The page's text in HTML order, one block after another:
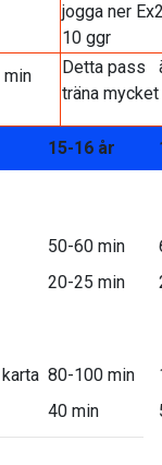
jogga ner
10 ggr
Detta pass
träna mycket
15-16 år
50-60 min
20-25 min
80-100 min
40 min